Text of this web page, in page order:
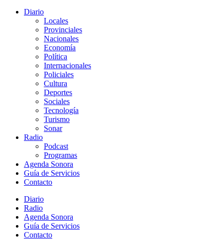
Diario
Locales
Provinciales
Nacionales
Economía
Política
Internacionales
Policiales
Cultura
Deportes
Sociales
Tecnología
Turismo
Sonar
Radio
Podcast
Programas
Agenda Sonora
Guía de Servicios
Contacto
Diario
Radio
Agenda Sonora
Guía de Servicios
Contacto